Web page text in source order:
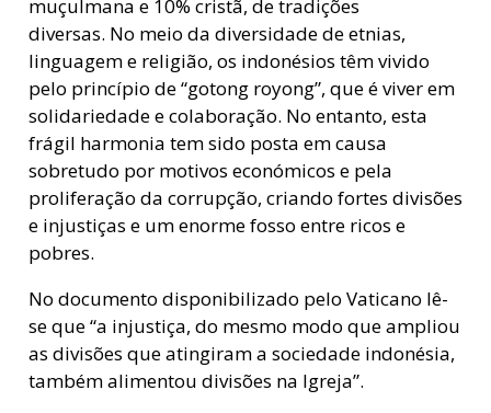
muçulmana e 10% cristã, de tradições
diversas. No meio da diversidade de etnias,
linguagem e religião, os indonésios têm vivido
pelo princípio de “gotong royong”, que é viver em
solidariedade e colaboração. No entanto, esta
frágil harmonia tem sido posta em causa
sobretudo por motivos económicos e pela
proliferação da corrupção, criando fortes divisões
e injustiças e um enorme fosso entre ricos e
pobres.
No documento disponibilizado pelo Vaticano lê-
se que “a injustiça, do mesmo modo que ampliou
as divisões que atingiram a sociedade indonésia,
também alimentou divisões na Igreja”.